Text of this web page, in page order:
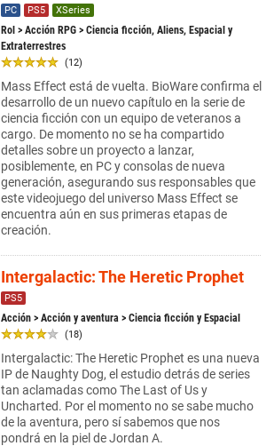
PC PS5 XSeries
Rol > Acción RPG > Ciencia ficción, Aliens, Espacial y
Extraterrestres
(12)
Mass Effect está de vuelta. BioWare confirma el
desarrollo de un nuevo capítulo en la serie de
ciencia ficción con un equipo de veteranos a
cargo. De momento no se ha compartido
detalles sobre un proyecto a lanzar,
posiblemente, en PC y consolas de nueva
generación, asegurando sus responsables que
este videojuego del universo Mass Effect se
encuentra aún en sus primeras etapas de
creación.
Intergalactic: The Heretic Prophet
PS5
Acción > Acción y aventura > Ciencia ficción y Espacial
(18)
Intergalactic: The Heretic Prophet es una nueva
IP de Naughty Dog, el estudio detrás de series
tan aclamadas como The Last of Us y
Uncharted. Por el momento no se sabe mucho
de la aventura, pero sí sabemos que nos
pondrá en la piel de Jordan A.